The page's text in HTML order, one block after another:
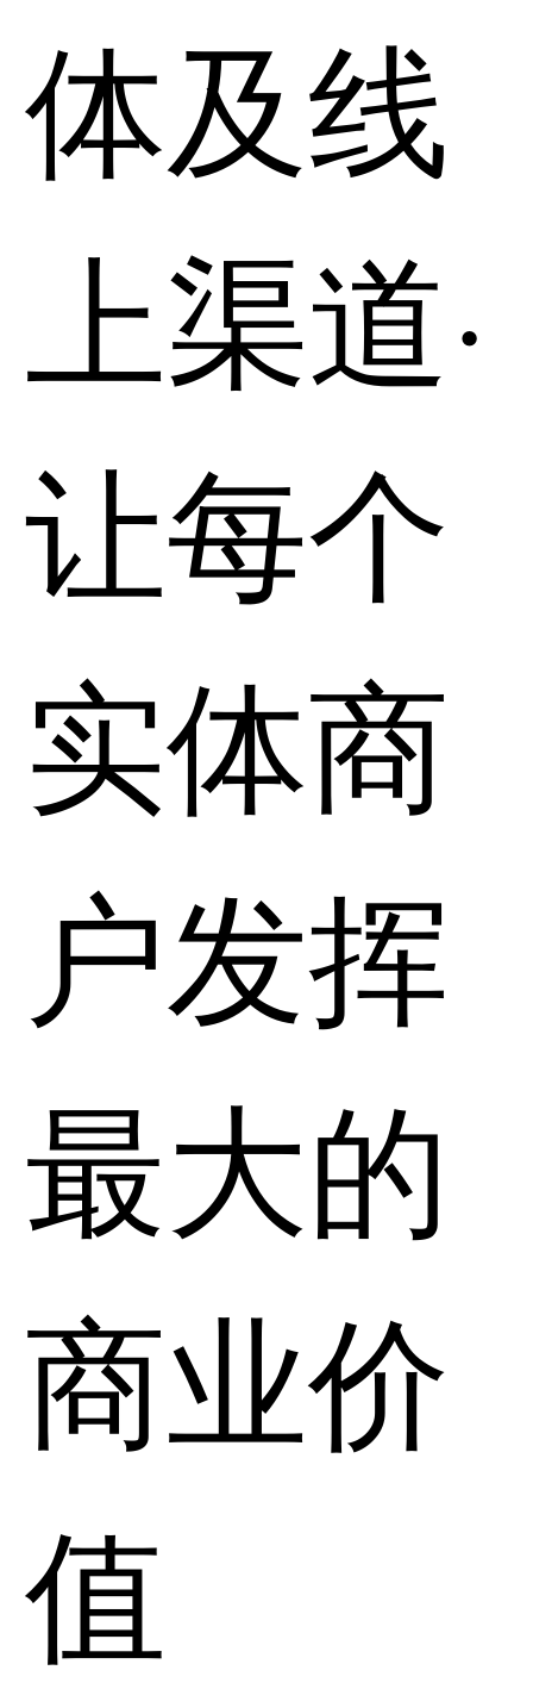
体及线
上渠道·
让每个
实体商
户发挥
最大的
商业价
值